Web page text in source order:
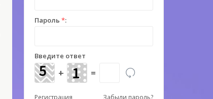
Пароль *:
Введите ответ
+ =
Регистрация Забыли пароль?